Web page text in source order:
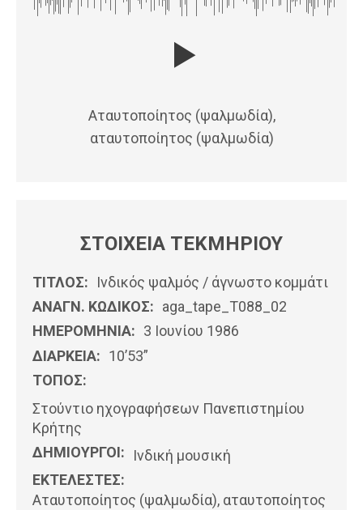
Αταυτοποίητος (ψαλμωδία),
αταυτοποίητος (ψαλμωδία)
ΣΤΟΙΧΕΙΑ ΤΕΚΜΗΡΙΟΥ
ΤΙΤΛΟΣ:
Ινδικός ψαλμός / άγνωστο κομμάτι
ΑΝΑΓΝ. ΚΩΔΙΚΟΣ: aga_tape_T088_02
ΗΜΕΡΟΜΗΝΊΑ: 3 Ιουνίου 1986
ΔΙΑΡΚΕΙΑ: 10’53”
ΤΟΠΟΣ:
Στούντιο ηχογραφήσεων Πανεπιστημίου
Κρήτης
ΔΗΜΙΟΥΡΓΟΙ:
Ινδική μουσική
ΕΚΤΕΛΕΣΤΕΣ:
Αταυτοποίητος (ψαλμωδία), αταυτοποίητος